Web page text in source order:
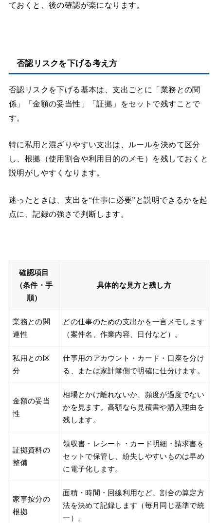
ておくと、後の確認が楽になります。
否認リスクを下げる考え方
否認リスクを下げる基本は、支出ごとに「業務との関
係」「金額の妥当性」「証拠」をセットで残すことで
す。
特に私用と混ざりやすい支出は、ルールを決めて区分
し、根拠（使用割合や利用目的のメモ）を残しておくと
説明がしやすくなります。
迷ったときは、支出を“仕事に必要”と説明できるかを起
点に、記録の強さで判断します。
確認項目
（条件・手
順）
具体的な見方と残し方
業務との関
連性
どの仕事のための支出かを一言メモします
（案件名、作業内容、日付など）。
私用との区
分
仕事用のアカウント・カード・口座を分け
る、または家計簿側で明確に仕分けます。
金額の妥当
性
相場とかけ離れないか、頻度が過度でない
かを見ます。高額なら見積書や購入理由を
残します。
証拠資料の
整備
領収書・レシート・カード明細・請求書を
セットで保管し、紛失しやすいものは早め
に電子化します。
家事按分の
根拠
面積・時間・回線利用など、割合の算定方
法を決めて記録します（毎月同じ基準で統
一）。